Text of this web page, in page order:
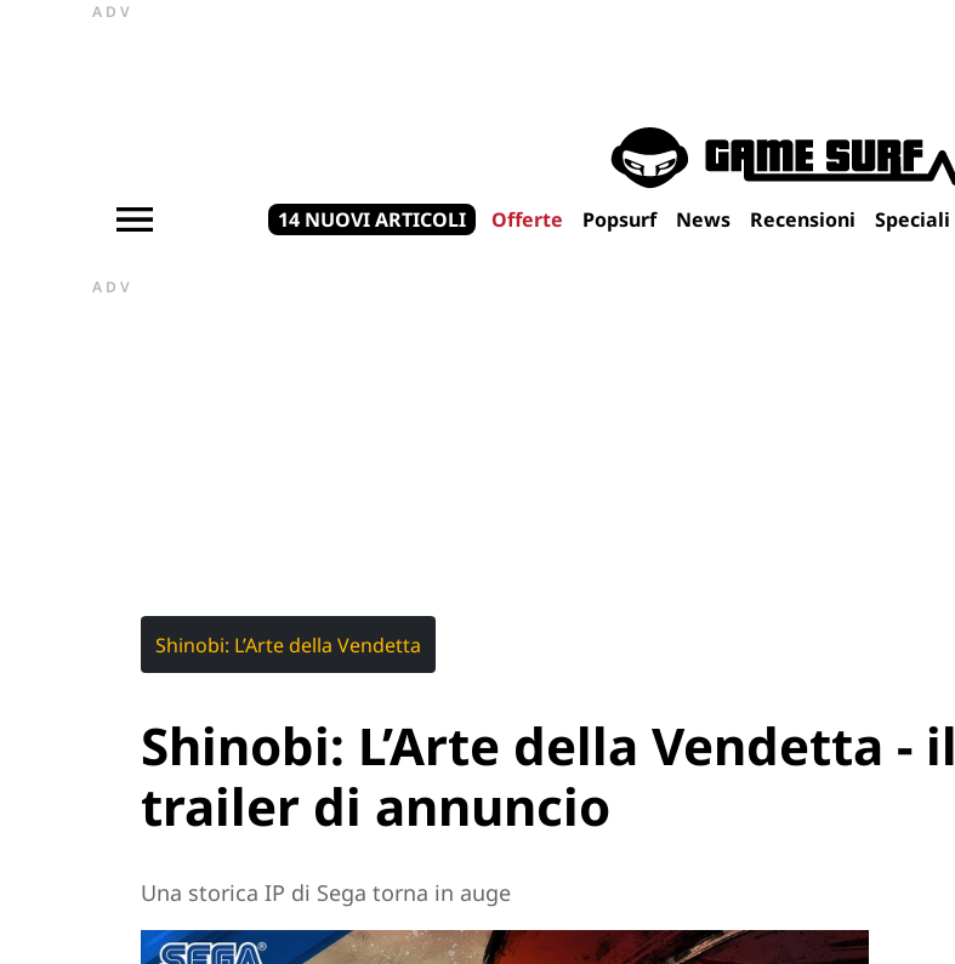
ADV
14 NUOVI ARTICOLI Offerte Popsurf News Recensioni Speciali
ADV
Shinobi: L’Arte della Vendetta
Shinobi: L’Arte della Vendetta - il
trailer di annuncio
Una storica IP di Sega torna in auge